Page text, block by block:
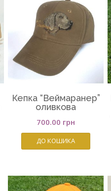
Кепка “Веймаранер”
оливкова
700.00 грн
ДО КОШИКА